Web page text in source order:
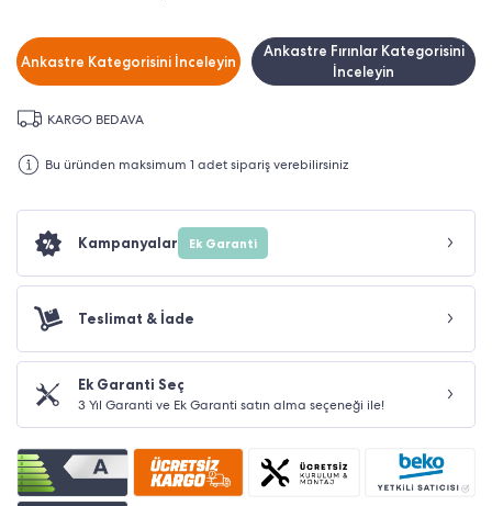
Ankastre Kategorisini İnceleyin
Ankastre Fırınlar Kategorisini
İnceleyin
KARGO BEDAVA
Bu üründen maksimum 1 adet sipariş verebilirsiniz
Kampanyalar Ek Garanti
Teslimat & İade
Ek Garanti Seç
3 Yıl Garanti ve Ek Garanti satın alma seçeneği ile!